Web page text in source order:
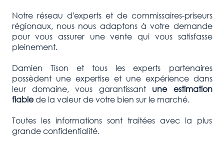
Notre réseau d'experts et de commissaires-priseurs
régionaux, nous nous adaptons à votre demande
pour vous assurer une vente qui vous satisfasse
pleinement.
Damien Tison et tous les experts partenaires
possèdent une expertise et une expérience dans
leur domaine, vous garantissantune estimation
fiablede la valeur de votre bien sur le marché.
Toutes les informations sont traitées avec la plus
grande confidentialité.